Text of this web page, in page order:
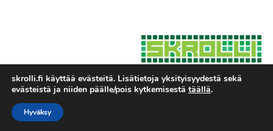
Hosted by Moment Digital
skrolli.fi käyttää evästeitä. Lisätietoja yksityisyydestä sekä
evästeistä ja niiden päälle/pois kytkemisestä täällä.
Hyväksy